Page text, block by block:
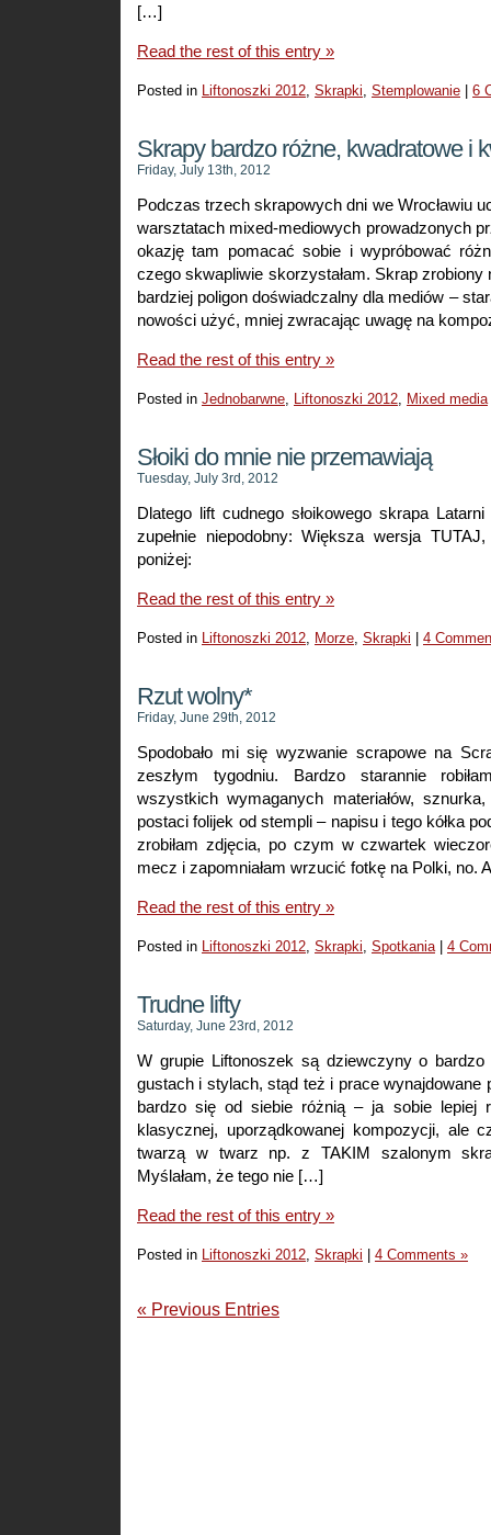
[…]
Read the rest of this entry »
Posted in Liftonoszki 2012, Skrapki, Stemplowanie 6
Skrapy bardzo różne, kwadratowe i
Friday, July 13th, 2012
Podczas trzech skrapowych dni we Wrocławiu
warsztatach mixed-mediowych prowadzonych
okazję tam pomacać sobie i wypróbować
czego skwapliwie skorzystałam. Skrap zrobiony
bardziej poligon doświadczalny dla mediów –
nowości użyć, mniej zwracając uwagę na
Read the rest of this entry »
Posted in Jednobarwne, Liftonoszki 2012, Mixed media
Słoiki do mnie nie przemawiają
Tuesday, July 3rd, 2012
Dlatego lift cudnego słoikowego skrapa
zupełnie niepodobny: Większa wersja
poniżej:
Read the rest of this entry »
Posted in Liftonoszki 2012, Morze, Skrapki 4
Rzut wolny*
Friday, June 29th, 2012
Spodobało mi się wyzwanie scrapowe na
zeszłym tygodniu. Bardzo starannie
wszystkich wymaganych materiałów,
postaci folijek od stempli – napisu i tego kółka
zrobiłam zdjęcia, po czym w czwartek
mecz i zapomniałam wrzucić fotkę na Polki, no.
Read the rest of this entry »
Posted in Liftonoszki 2012, Skrapki, Spotkania| 4
Trudne lifty
Saturday, June 23rd, 2012
W grupie Liftonoszek są dziewczyny o
gustach i stylach, stąd też i prace wynajdowane
bardzo się od siebie różnią – ja sobie lepiej
klasycznej, uporządkowanej kompozycji, ale
twarzą w twarz np. z TAKIM szalonym
Myślałam, że tego nie […]
Read the rest of this entry »
Posted in Liftonoszki 2012, Skrapki 4 Comments »
« Previous Entries